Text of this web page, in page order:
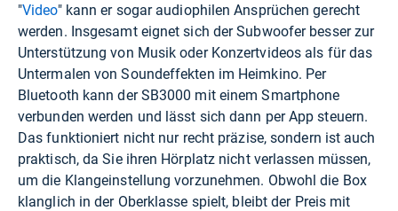
"Video" kann er sogar audiophilen Ansprüchen gerecht
werden. Insgesamt eignet sich der Subwoofer besser zur
Unterstützung von Musik oder Konzertvideos als für das
Untermalen von Soundeffekten im Heimkino. Per
Bluetooth kann der SB3000 mit einem Smartphone
verbunden werden und lässt sich dann per App steuern.
Das funktioniert nicht nur recht präzise, sondern ist auch
praktisch, da Sie ihren Hörplatz nicht verlassen müssen,
um die Klangeinstellung vorzunehmen. Obwohl die Box
klanglich in der Oberklasse spielt, bleibt der Preis mit